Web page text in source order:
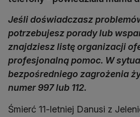
Jeśli doświadczasz
potrzebujesz porady lub
znajdziesz listę organizacji
profesjonalną pomoc. W
bezpośredniego zagrożenia
numer 997 lub 112.
Śmierć 11-letniej Danusi z